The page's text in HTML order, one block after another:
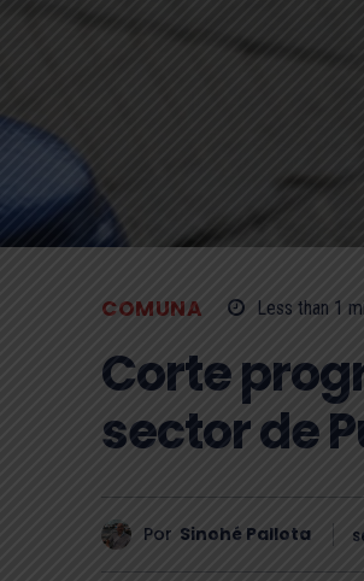
COMUNA Less than 1
Corte
sector de
Por Sinohé Pallota